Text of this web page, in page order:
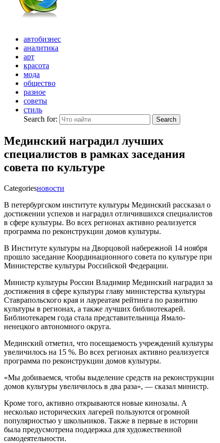
автобизнес
аналитика
арт
красота
мода
общество
разное
советы
стиль
Search for:
Search
Мединский наградил лучших
специалистов в рамках заседания
совета по культуре
Categoriesновости
В петербургском институте культуры Мединский рассказал о
достижении успехов и наградил отличившихся специалистов
в сфере культуры. Во всех регионах активно реализуется
программа по реконструкции домов культуры.
В Институте культуры на Дворцовой набережной 14 ноября
прошло заседание Координационного совета по культуре при
Министерстве культуры Российской Федерации.
Министр культуры России Владимир Мединский наградил за
достижения в сфере культуры главу министерства культуры
Ставрапольского края и лауреатам рейтинга по развитию
культуры в регионах, а также лучших библиотекарей.
Библиотекарем года стала представительница Ямало-
ненецкого автономного округа.
Мединский отметил, что посещаемость учреждений культуры
увеличилось на 15 %. Во всех регионах активно реализуется
программа по реконструкции домов культуры.
«Мы добиваемся, чтобы выделение средств на реконструкции
домов культуры увеличилось в два раза», — сказал министр.
Кроме того, активно открываются новые кинозалы. А
несколько исторических лагерей пользуются огромной
популярностью у школьников. Также в первые в истории
была предусмотрена поддержка для художественной
самодеятельности.